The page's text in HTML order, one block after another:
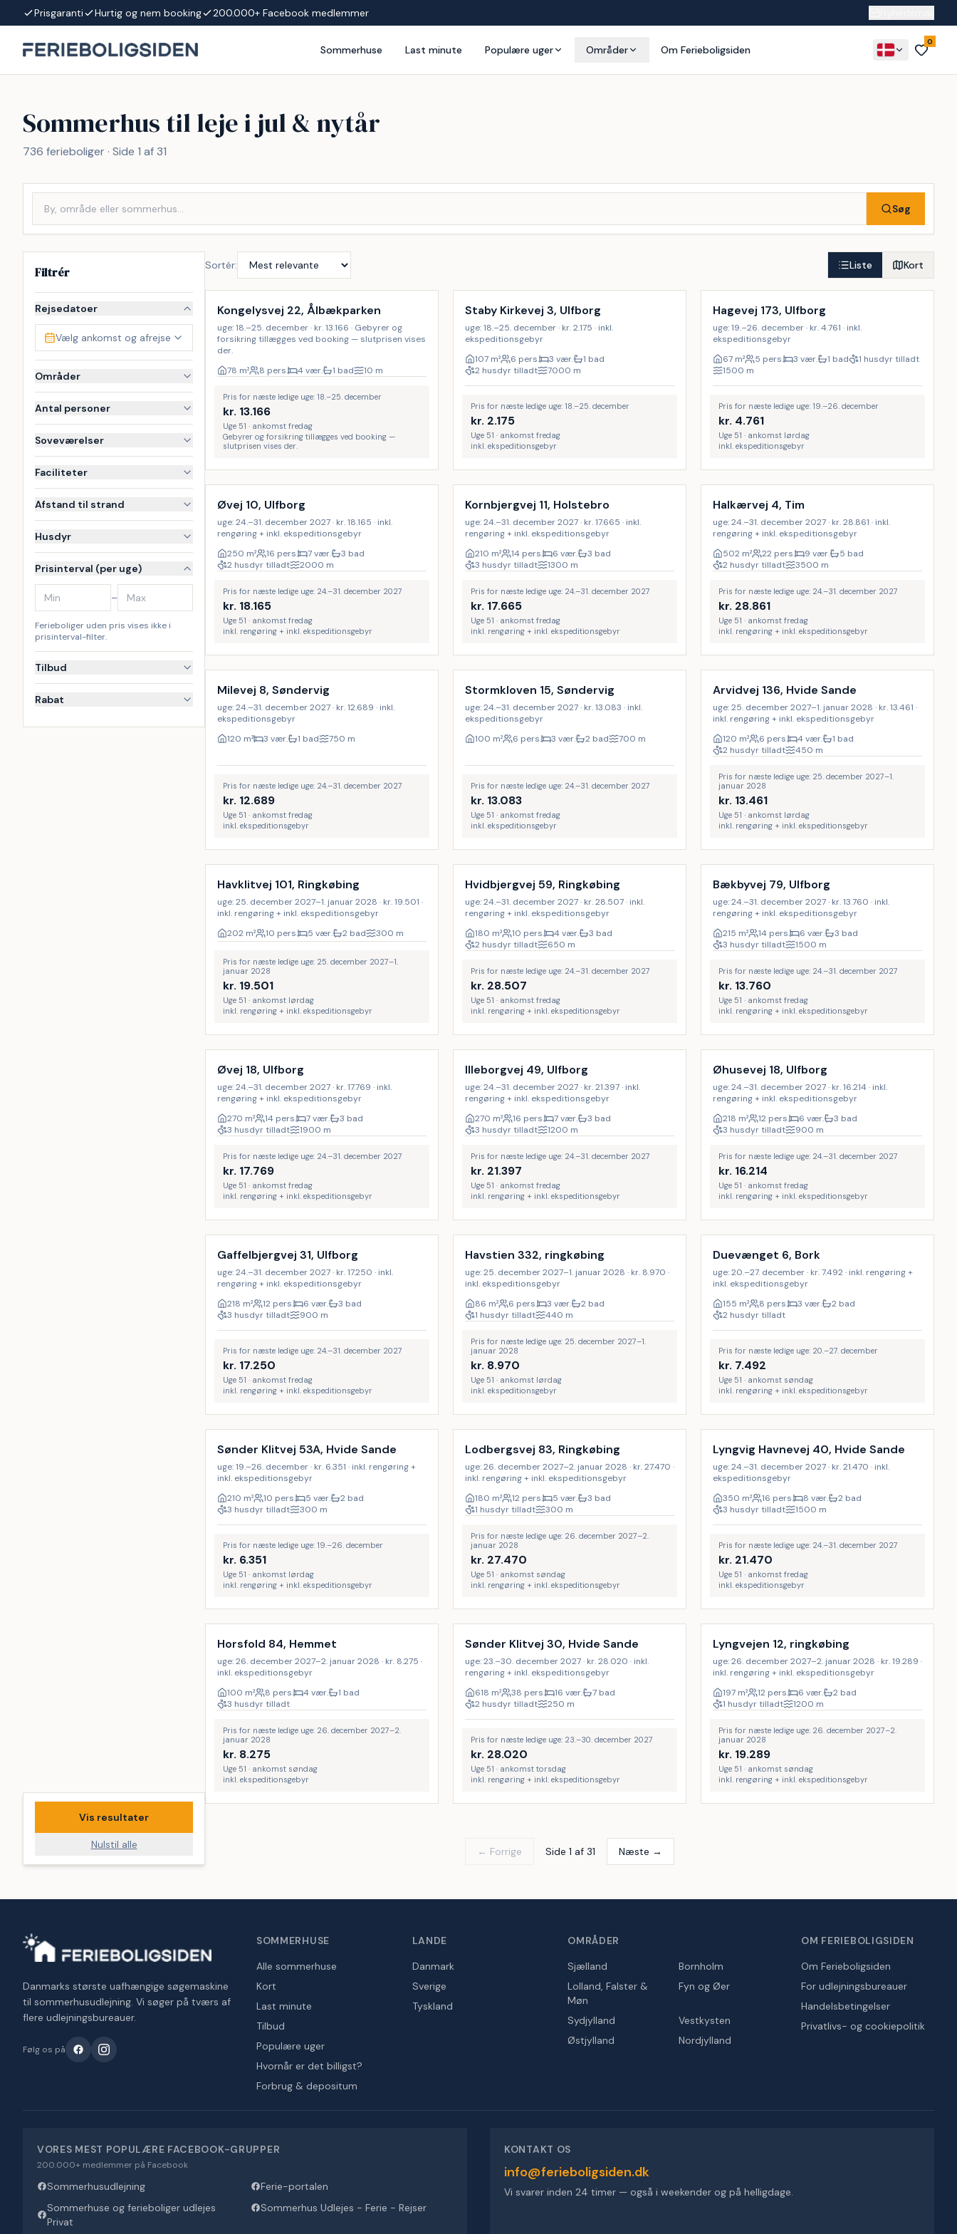
Spring til indhold
Prisgaranti Hurtig og nem booking 200.000+ Facebook medlemmer
Sommerhuse Last minute Populære uger Områder Om Ferieboligsiden
0
Sommerhus til leje i jul & nytår
736 ferieboliger · Side 1 af 31
Søg
Filtrér
Rejsedatoer
Vælg ankomst og afrejse
Områder
Antal personer
Soveværelser
Faciliteter
Afstand til strand
Husdyr
Prisinterval (per uge)
–
Ferieboliger uden pris vises ikke i
prisinterval-filter.
Tilbud
Rabat
Vis resultater
Nulstil alle
Sortér: Liste Kort
Kongelysvej 22, Ålbækparken
uge: 18.–25. december · kr. 13.166 · Gebyrer og
forsikring tillægges ved booking — slutprisen vises
der.
78 m² 8 pers. 4 vær. 1 bad 10 m
Pris for næste ledige uge: 18.–25. december
kr. 13.166
Uge 51 · ankomst fredag
Gebyrer og forsikring tillægges ved booking —
slutprisen vises der.
Staby Kirkevej 3, Ulfborg
uge: 18.–25. december · kr. 2.175 · inkl.
ekspeditionsgebyr
107 m² 6 pers. 3 vær.
1 bad
2 husdyr tilladt
7000 m
Pris for næste ledige uge: 18.–25. december
kr. 2.175
Uge 51 · ankomst fredag
inkl. ekspeditionsgebyr
Hagevej 173, Ulfborg
uge: 19.–26. december · kr. 4.761 · inkl.
ekspeditionsgebyr
67 m² 5 pers. 3 vær. 1 bad
1 husdyr tilladt
1500 m
Pris for næste ledige uge: 19.–26. december
kr. 4.761
Uge 51 · ankomst lørdag
inkl. ekspeditionsgebyr
Inkl. rengøring
Øvej 10, Ulfborg
uge: 24.–31. december 2027 · kr. 18.165 · inkl.
rengøring + inkl. ekspeditionsgebyr
250 m² 16 pers. 7 vær.
3 bad
2 husdyr tilladt
2000 m
Pris for næste ledige uge: 24.–31. december 2027
kr. 18.165
Uge 51 · ankomst fredag
inkl. rengøring + inkl. ekspeditionsgebyr
Inkl. rengøring
Kornbjergvej 11, Holstebro
uge: 24.–31. december 2027 · kr. 17.665 · inkl.
rengøring + inkl. ekspeditionsgebyr
210 m² 14 pers. 6 vær.
3 bad
3 husdyr tilladt
1300 m
Pris for næste ledige uge: 24.–31. december 2027
kr. 17.665
Uge 51 · ankomst fredag
inkl. rengøring + inkl. ekspeditionsgebyr
Inkl. rengøring
Halkærvej 4, Tim
uge: 24.–31. december 2027 · kr. 28.861 · inkl.
rengøring + inkl. ekspeditionsgebyr
502 m² 22 pers. 9 vær.
5 bad
2 husdyr tilladt
3500 m
Pris for næste ledige uge: 24.–31. december 2027
kr. 28.861
Uge 51 · ankomst fredag
inkl. rengøring + inkl. ekspeditionsgebyr
Milevej 8, Søndervig
uge: 24.–31. december 2027 · kr. 12.689 · inkl.
ekspeditionsgebyr
120 m² 3 vær. 1 bad 750 m
Pris for næste ledige uge: 24.–31. december 2027
kr. 12.689
Uge 51 · ankomst fredag
inkl. ekspeditionsgebyr
Stormkloven 15, Søndervig
uge: 24.–31. december 2027 · kr. 13.083 · inkl.
ekspeditionsgebyr
100 m² 6 pers. 3 vær. 2 bad 700 m
Pris for næste ledige uge: 24.–31. december 2027
kr. 13.083
Uge 51 · ankomst fredag
inkl. ekspeditionsgebyr
Inkl. rengøring
Arvidvej 136, Hvide Sande
uge: 25. december 2027–1. januar 2028 · kr. 13.461 ·
inkl. rengøring + inkl. ekspeditionsgebyr
120 m² 6 pers. 4 vær.
1 bad
2 husdyr tilladt
450 m
Pris for næste ledige uge: 25. december 2027–1.
januar 2028
kr. 13.461
Uge 51 · ankomst lørdag
inkl. rengøring + inkl. ekspeditionsgebyr
Inkl. rengøring
Havklitvej 101, Ringkøbing
uge: 25. december 2027–1. januar 2028 · kr. 19.501 ·
inkl. rengøring + inkl. ekspeditionsgebyr
202 m² 10 pers. 5 vær. 2 bad 300 m
Pris for næste ledige uge: 25. december 2027–1.
januar 2028
kr. 19.501
Uge 51 · ankomst lørdag
inkl. rengøring + inkl. ekspeditionsgebyr
Inkl. rengøring
Hvidbjergvej 59, Ringkøbing
uge: 24.–31. december 2027 · kr. 28.507 · inkl.
rengøring + inkl. ekspeditionsgebyr
180 m² 10 pers. 4 vær.
3 bad
2 husdyr tilladt
650 m
Pris for næste ledige uge: 24.–31. december 2027
kr. 28.507
Uge 51 · ankomst fredag
inkl. rengøring + inkl. ekspeditionsgebyr
Inkl. rengøring
Bækbyvej 79, Ulfborg
uge: 24.–31. december 2027 · kr. 13.760 · inkl.
rengøring + inkl. ekspeditionsgebyr
215 m² 14 pers. 6 vær.
3 bad
3 husdyr tilladt
1500 m
Pris for næste ledige uge: 24.–31. december 2027
kr. 13.760
Uge 51 · ankomst fredag
inkl. rengøring + inkl. ekspeditionsgebyr
Inkl. rengøring
Øvej 18, Ulfborg
uge: 24.–31. december 2027 · kr. 17.769 · inkl.
rengøring + inkl. ekspeditionsgebyr
270 m² 14 pers. 7 vær.
3 bad
3 husdyr tilladt
1900 m
Pris for næste ledige uge: 24.–31. december 2027
kr. 17.769
Uge 51 · ankomst fredag
inkl. rengøring + inkl. ekspeditionsgebyr
Inkl. rengøring
Illeborgvej 49, Ulfborg
uge: 24.–31. december 2027 · kr. 21.397 · inkl.
rengøring + inkl. ekspeditionsgebyr
270 m² 16 pers. 7 vær.
3 bad
3 husdyr tilladt
1200 m
Pris for næste ledige uge: 24.–31. december 2027
kr. 21.397
Uge 51 · ankomst fredag
inkl. rengøring + inkl. ekspeditionsgebyr
Inkl. rengøring
Øhusevej 18, Ulfborg
uge: 24.–31. december 2027 · kr. 16.214 · inkl.
rengøring + inkl. ekspeditionsgebyr
218 m² 12 pers. 6 vær.
3 bad
3 husdyr tilladt
900 m
Pris for næste ledige uge: 24.–31. december 2027
kr. 16.214
Uge 51 · ankomst fredag
inkl. rengøring + inkl. ekspeditionsgebyr
Inkl. rengøring
Gaffelbjergvej 31, Ulfborg
uge: 24.–31. december 2027 · kr. 17.250 · inkl.
rengøring + inkl. ekspeditionsgebyr
218 m² 12 pers. 6 vær.
3 bad
3 husdyr tilladt
900 m
Pris for næste ledige uge: 24.–31. december 2027
kr. 17.250
Uge 51 · ankomst fredag
inkl. rengøring + inkl. ekspeditionsgebyr
Havstien 332, ringkøbing
uge: 25. december 2027–1. januar 2028 · kr. 8.970 ·
inkl. ekspeditionsgebyr
86 m² 6 pers. 3 vær.
2 bad
1 husdyr tilladt
440 m
Pris for næste ledige uge: 25. december 2027–1.
januar 2028
kr. 8.970
Uge 51 · ankomst lørdag
inkl. ekspeditionsgebyr
Inkl. rengøring
Duevænget 6, Bork
uge: 20.–27. december · kr. 7.492 · inkl. rengøring +
inkl. ekspeditionsgebyr
155 m² 8 pers. 3 vær.
2 bad
2 husdyr tilladt
Pris for næste ledige uge: 20.–27. december
kr. 7.492
Uge 51 · ankomst søndag
inkl. rengøring + inkl. ekspeditionsgebyr
Inkl. rengøring
Sønder Klitvej 53A, Hvide Sande
uge: 19.–26. december · kr. 6.351 · inkl. rengøring +
inkl. ekspeditionsgebyr
210 m² 10 pers. 5 vær.
2 bad
3 husdyr tilladt
300 m
Pris for næste ledige uge: 19.–26. december
kr. 6.351
Uge 51 · ankomst lørdag
inkl. rengøring + inkl. ekspeditionsgebyr
Inkl. rengøring
Lodbergsvej 83, Ringkøbing
uge: 26. december 2027–2. januar 2028 · kr. 27.470 ·
inkl. rengøring + inkl. ekspeditionsgebyr
180 m² 12 pers. 5 vær.
3 bad
1 husdyr tilladt
300 m
Pris for næste ledige uge: 26. december 2027–2.
januar 2028
kr. 27.470
Uge 51 · ankomst søndag
inkl. rengøring + inkl. ekspeditionsgebyr
Lyngvig Havnevej 40, Hvide Sande
uge: 24.–31. december 2027 · kr. 21.470 · inkl.
ekspeditionsgebyr
350 m² 16 pers. 8 vær.
2 bad
3 husdyr tilladt
1500 m
Pris for næste ledige uge: 24.–31. december 2027
kr. 21.470
Uge 51 · ankomst fredag
inkl. ekspeditionsgebyr
Horsfold 84, Hemmet
uge: 26. december 2027–2. januar 2028 · kr. 8.275 ·
inkl. ekspeditionsgebyr
100 m² 8 pers. 4 vær.
1 bad
3 husdyr tilladt
Pris for næste ledige uge: 26. december 2027–2.
januar 2028
kr. 8.275
Uge 51 · ankomst søndag
inkl. ekspeditionsgebyr
Inkl. rengøring
Sønder Klitvej 30, Hvide Sande
uge: 23.–30. december 2027 · kr. 28.020 · inkl.
rengøring + inkl. ekspeditionsgebyr
618 m² 38 pers. 16 vær.
7 bad
2 husdyr tilladt
250 m
Pris for næste ledige uge: 23.–30. december 2027
kr. 28.020
Uge 51 · ankomst torsdag
inkl. rengøring + inkl. ekspeditionsgebyr
Inkl. rengøring
Lyngvejen 12, ringkøbing
uge: 26. december 2027–2. januar 2028 · kr. 19.289 ·
inkl. rengøring + inkl. ekspeditionsgebyr
197 m² 12 pers. 6 vær.
2 bad
1 husdyr tilladt
1200 m
Pris for næste ledige uge: 26. december 2027–2.
januar 2028
kr. 19.289
Uge 51 · ankomst søndag
inkl. rengøring + inkl. ekspeditionsgebyr
← Forrige Side 1 af 31 Næste →
Danmarks største uafhængige søgemaskine
til sommerhusudlejning. Vi søger på tværs af
flere udlejningsbureauer.
Følg os på
SOMMERHUSE
Alle sommerhuse
Kort
Last minute
Tilbud
Populære uger
Hvornår er det billigst?
Forbrug & depositum
LANDE
Danmark
Sverige
Tyskland
OMRÅDER
Sjælland
Bornholm
Lolland, Falster &
Møn
Fyn og Øer
Sydjylland
Vestkysten
Østjylland
Nordjylland
OM FERIEBOLIGSIDEN
Om Ferieboligsiden
For udlejningsbureauer
Handelsbetingelser
Privatlivs- og cookiepolitik
VORES MEST POPULÆRE FACEBOOK-GRUPPER
200.000+ medlemmer på Facebook
Sommerhusudlejning
Ferie-portalen
Sommerhuse og ferieboliger udlejes
Privat
Sommerhus Udlejes - Ferie - Rejser
KONTAKT OS
info@ferieboligsiden.dk
Vi svarer inden 24 timer — også i weekender og på helligdage.